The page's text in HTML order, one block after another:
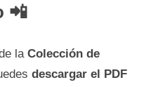
📲
la Colección de
descargar el PDF